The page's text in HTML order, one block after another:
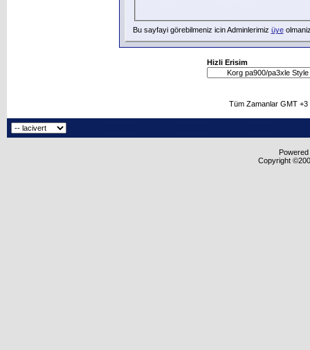
Bu sayfayi görebilmeniz icin Adminlerimiz üye
Hizli Erisim
Tüm Zamanlar GMT
Copyright